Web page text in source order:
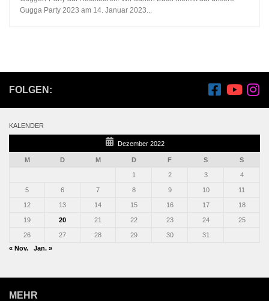
Gugga Party 2023 am 14. Januar 2023...
FOLGEN:
KALENDER
Dezember 2022
M D M D F S S
1 2 3 4
5 6 7 8 9 10 11
12 13 14 15 16 17 18
19 20 21 22 23 24 25
26 27 28 29 30
31
« Nov.
Jan. »
MEHR